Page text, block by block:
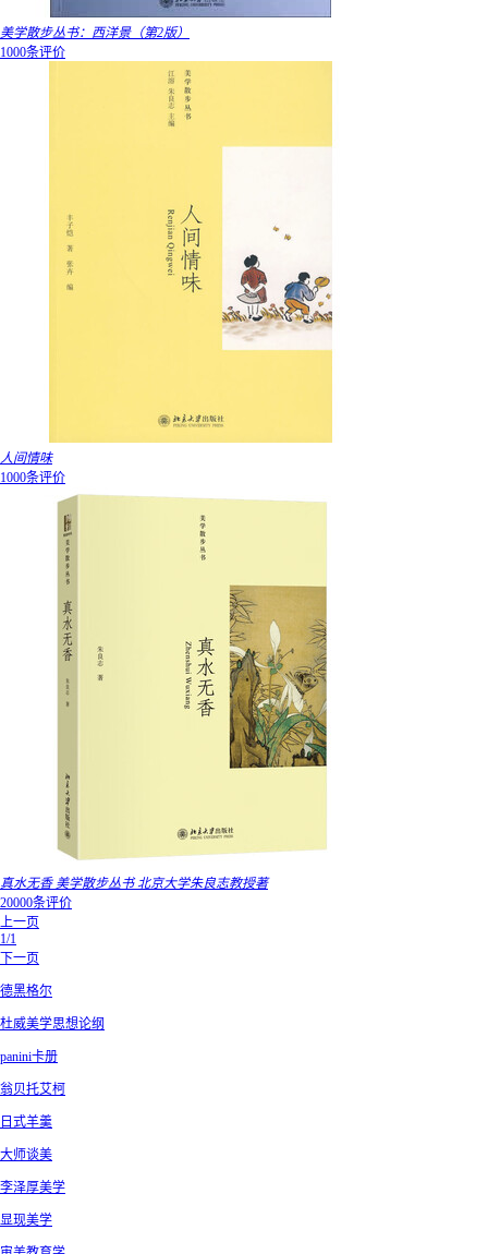
美学散步丛书：西洋景（第2版）
1000条评价
人间情味
1000条评价
真水无香 美学散步丛书 北京大学朱良志教授著
20000条评价
上一页
1/1
下一页
德黑格尔
杜威美学思想论纲
panini卡册
翁贝托艾柯
日式羊羹
大师谈美
李泽厚美学
显现美学